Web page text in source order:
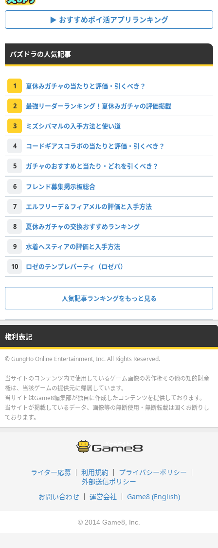
おすすめポイ活アプリランキング
パズドラの人気記事
1 夏休みガチャの当たりと評価・引くべき？
2 最強リーダーランキング！夏休みガチャの評価掲載
3 ミズシバマルの入手方法と使い道
4 コードギアスコラボの当たりと評価・引くべき？
5 ガチャのおすすめと当たり・どれを引くべき？
6 フレンド募集掲示板総合
7 エルフリーデ＆フィアメルの評価と入手方法
8 夏休みガチャの交換おすすめランキング
9 水着ヘスティアの評価と入手方法
10 ロゼのテンプレパーティ（ロゼパ）
人気記事ランキングをもっと見る
権利表記
© GungHo Online Entertainment, Inc. All Rights Reserved.
当サイトのコンテンツ内で使用しているゲーム画像の著作権その他の知的財産
権は、当該ゲームの提供元に帰属しています。
当サイトはGame8編集部が独自に作成したコンテンツを提供しております。
当サイトが掲載しているデータ、画像等の無断使用・無断転載は固くお断りし
ております。
ライター応募 利用規約
プライバシーポリシー
外部送信ポリシー
お問い合わせ
運営会社 Game8 (English)
© 2014 Game8, Inc.